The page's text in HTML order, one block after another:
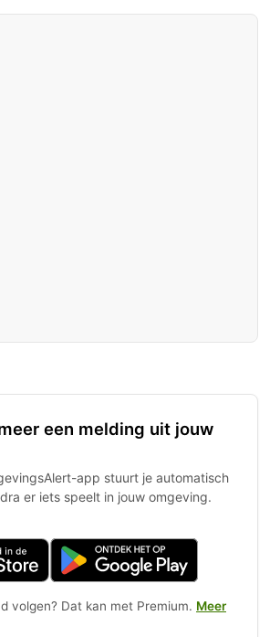
een melding uit jouw
app stuurt je automatisch
er iets speelt in jouw omgeving.
volgen? Dat kan met Premium. Meer